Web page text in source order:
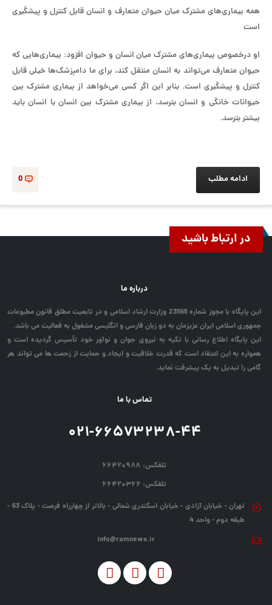
همه بیماری‌های مشترک میان حیوان متعارف و انسان قابل کنترل و پیشگیری
است
او درخصوص بیماری‌های مشترک میان انسان و حیوان افزود: بیماری‌هایی که
حیوان متعارف می‌تواند به انسان منتقل کند، برای ما دامپزشک‌ها خیلی قابل
کنترل و پیشگیری است. بنابر این اگر کسی می‌خواهد از بیماری مشترک بین
حیوانات خانگی و انسان بترسد، از بیماری مشترک بین انسان با انسان باید
بیشتر بترسد.
0 ادامه مطلب
در ارتباط باشید
درباره ما
این پایگاه با مجوز شماره 23565 وزارت ارشاد اسلامی و در تابعیت مطلق قانون مطبوعات
جمهوری اسلامی ایران عزیزمان به دو زبان فارسی و انگلیسی مشغول به فعالیت می باشد.
این پایگاه اطلاع رسانی با تکیه به نیروی جوان و نوآور خود تأسیس گردیده است و
همواره به این اعتقاد است که قدرت خلاقیت و ایجاد و حمایت از زحمت ها می تواند هر
گامی را تبدیل به یک پیشرفت نماید.
تماس با ما
۰۲۱-۶۶۵۷۳۲۳۸-۴۴
تلفکس: ۶۶۴۲۰۹۸۸
تلفکس: ۶۶۴۲۰۳۶۶
تهران - خیابان آزادی - خیابان اسکندری شمالی - بالاتر از چهارراه فرصت - پلاک 63 -
طبقه دوم - واحد 4
info@ramnews.ir